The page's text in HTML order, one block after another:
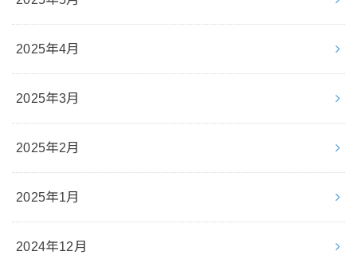
2025年4月
2025年3月
2025年2月
2025年1月
2024年12月